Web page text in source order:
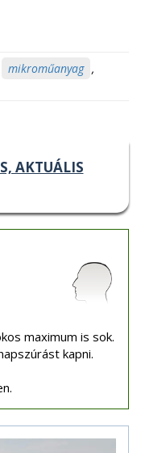
mikroműanyag ,
AKTUÁLIS
maximum is sok.
kapni.